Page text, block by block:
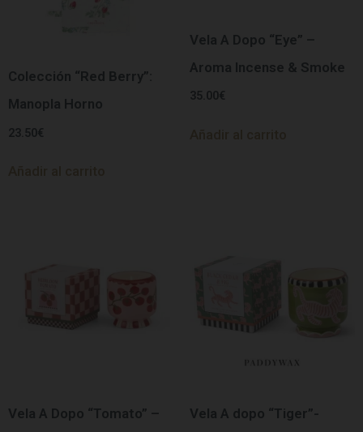
Colección “Red Berry”:
Manopla Horno
23.50€
Vela A Dopo “Eye” –
Aroma Incense & Smoke
35.00 €
Vela A Dopo “Tomato” –
Vela A dopo “Tiger”-